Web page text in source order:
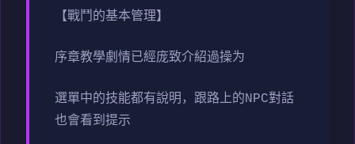
【戰鬥的基本管理】
序章教學劇情已經庞致介紹過操为
選單中的技能都有說明，跟路上的NPC對話
也會看到提示